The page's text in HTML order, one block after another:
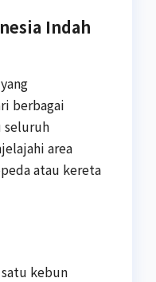
Indah
berbagai
seluruh
area
atau kereta
satu kebun